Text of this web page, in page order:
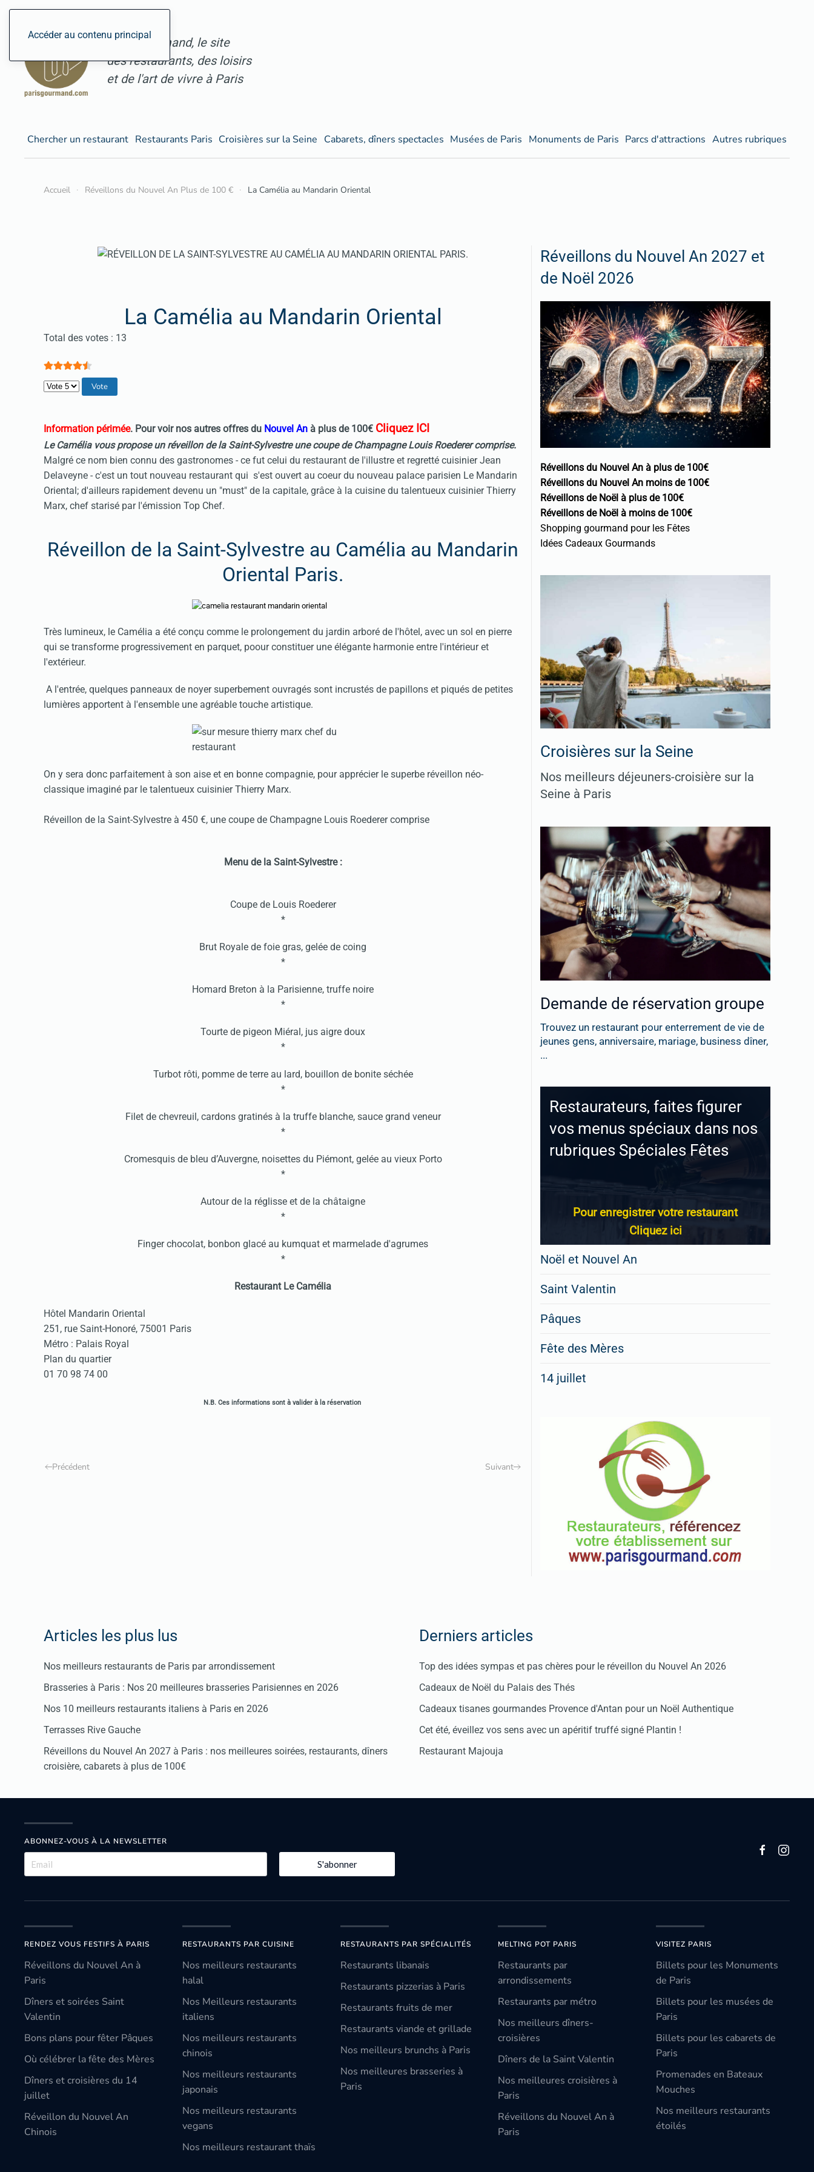
Accéder au contenu principal
ParisGourmand, le site
des restaurants, des loisirs
et de l'art de vivre à Paris
Chercher un restaurant Restaurants Paris Croisières sur la Seine Cabarets, dîners spectacles Musées de Paris Monuments de Paris Parcs d'attractions Autres rubriques
Accueil Réveillons du Nouvel An Plus de 100 € La Camélia au Mandarin Oriental
La Camélia au Mandarin Oriental
Vote utilisateur:4.5/
Total des votes : 13
Veuillez voter
Information périmée. Pour voir nos autres offres du Nouvel An à plus de 100€ Cliquez ICI
Le Camélia vous propose un réveillon de la Saint-Sylvestre une coupe de Champagne Louis Roederer comprise.
Malgré ce nom bien connu des gastronomes - ce fut celui du restaurant de l'illustre et regretté cuisinier Jean
Delaveyne - c'est un tout nouveau restaurant qui s'est ouvert au coeur du nouveau palace parisien Le Mandarin
Oriental; d'ailleurs rapidement devenu un "must" de la capitale, grâce à la cuisine du talentueux cuisinier Thierry
Marx, chef starisé par l'émission Top Chef.
Réveillon de la Saint-Sylvestre au Camélia au Mandarin
Oriental Paris.
Très lumineux, le Camélia a été conçu comme le prolongement du jardin arboré de l'hôtel, avec un sol en pierre
qui se transforme progressivement en parquet, poour constituer une élégante harmonie entre l'intérieur et
l'extérieur.
A l'entrée, quelques panneaux de noyer superbement ouvragés sont incrustés de papillons et piqués de petites
lumières apportent à l'ensemble une agréable touche artistique.
On y sera donc parfaitement à son aise et en bonne compagnie, pour apprécier le superbe réveillon néo-
classique imaginé par le talentueux cuisinier Thierry Marx.
Réveillon de la Saint-Sylvestre à 450 €, une coupe de Champagne Louis Roederer comprise
Menu de la Saint-Sylvestre :
Coupe de Louis Roederer
*
Brut Royale de foie gras, gelée de coing
*
Homard Breton à la Parisienne, truffe noire
*
Tourte de pigeon Miéral, jus aigre doux
*
Turbot rôti, pomme de terre au lard, bouillon de bonite séchée
*
Filet de chevreuil, cardons gratinés à la truffe blanche, sauce grand veneur
*
Cromesquis de bleu d’Auvergne, noisettes du Piémont, gelée au vieux Porto
*
Autour de la réglisse et de la châtaigne
*
Finger chocolat, bonbon glacé au kumquat et marmelade d'agrumes
*
Restaurant Le Camélia
Hôtel Mandarin Oriental
251, rue Saint-Honoré, 75001 Paris
Métro : Palais Royal
Plan du quartier
01 70 98 74 00
N.B. Ces informations sont à valider à la réservation
Précédent Suivant
Réveillons du Nouvel An 2027 et
de Noël 2026
Réveillons du Nouvel An à plus de 100€
Réveillons du Nouvel An moins de 100€
Réveillons de Noël à plus de 100€
Réveillons de Noël à moins de 100€
Shopping gourmand pour les Fêtes
Idées Cadeaux Gourmands
Croisières sur la Seine
Nos meilleurs déjeuners-croisière sur la
Seine à Paris
Demande de réservation groupe
Trouvez un restaurant pour enterrement de vie de
jeunes gens, anniversaire, mariage, business dîner,
...
Restaurateurs, faites figurer
vos menus spéciaux dans nos
rubriques Spéciales Fêtes
Pour enregistrer votre restaurant
Cliquez ici
Noël et Nouvel An
Saint Valentin
Pâques
Fête des Mères
14 juillet
Articles les plus lus
Nos meilleurs restaurants de Paris par arrondissement
Brasseries à Paris : Nos 20 meilleures brasseries Parisiennes en 2026
Nos 10 meilleurs restaurants italiens à Paris en 2026
Terrasses Rive Gauche
Réveillons du Nouvel An 2027 à Paris : nos meilleures soirées, restaurants, dîners
croisière, cabarets à plus de 100€
Derniers articles
Top des idées sympas et pas chères pour le réveillon du Nouvel An 2026
Cadeaux de Noël du Palais des Thés
Cadeaux tisanes gourmandes Provence d'Antan pour un Noël Authentique
Cet été, éveillez vos sens avec un apéritif truffé signé Plantin !
Restaurant Majouja
ABONNEZ-VOUS À LA NEWSLETTER
S'abonner
RENDEZ VOUS FESTIFS À PARIS
Réveillons du Nouvel An à
Paris
Dîners et soirées Saint
Valentin
Bons plans pour fêter Pâques
Où célébrer la fête des Mères
Dîners et croisières du 14
juillet
Réveillon du Nouvel An
Chinois
RESTAURANTS PAR CUISINE
Nos meilleurs restaurants
halal
Nos Meilleurs restaurants
italiens
Nos meilleurs restaurants
chinois
Nos meilleurs restaurants
japonais
Nos meilleurs restaurants
vegans
Nos meilleurs restaurant thaïs
RESTAURANTS PAR SPÉCIALITÉS
Restaurants libanais
Restaurants pizzerias à Paris
Restaurants fruits de mer
Restaurants viande et grillade
Nos meilleurs brunchs à Paris
Nos meilleures brasseries à
Paris
MELTING POT PARIS
Restaurants par
arrondissements
Restaurants par métro
Nos meilleurs dîners-
croisières
Dîners de la Saint Valentin
Nos meilleures croisières à
Paris
Réveillons du Nouvel An à
Paris
VISITEZ PARIS
Billets pour les Monuments
de Paris
Billets pour les musées de
Paris
Billets pour les cabarets de
Paris
Promenades en Bateaux
Mouches
Nos meilleurs restaurants
étoilés